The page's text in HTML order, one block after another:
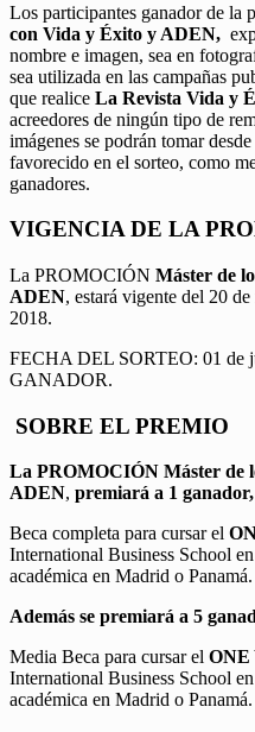
Los participantes ganador de la
con Vida y Éxito y ADEN,
nombre e imagen, sea en
sea utilizada en las campañas
que realice La Revista Vida y
acreedores de ningún tipo de
imágenes se podrán tomar
favorecido en el sorteo, como
ganadores.
VIGENCIA DE LA
La PROMOCIÓN Máster de
ADEN, estará vigente del 20
2018.
FECHA DEL SORTEO: 01
GANADOR.
SOBRE EL PREMIO
La PROMOCIÓN Máster de
ADEN, premiará a 1
Beca completa para cursar el
International Business School
académica en Madrid o Panamá.
Además se premiará a 5
Media Beca para cursar el
International Business School
académica en Madrid o Panamá.